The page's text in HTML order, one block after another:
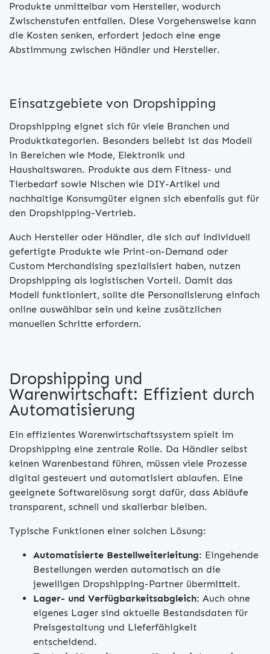
Produkte unmittelbar vom Hersteller, wodurch
Zwischenstufen entfallen. Diese Vorgehensweise kann
die Kosten senken, erfordert jedoch eine enge
Abstimmung zwischen Händler und Hersteller.
Einsatzgebiete von Dropshipping
Dropshipping eignet sich für viele Branchen und
Produktkategorien. Besonders beliebt ist das Modell
in Bereichen wie Mode, Elektronik und
Haushaltswaren. Produkte aus dem Fitness- und
Tierbedarf sowie Nischen wie DIY-Artikel und
nachhaltige Konsumgüter eignen sich ebenfalls gut für
den Dropshipping-Vertrieb.
Auch Hersteller oder Händler, die sich auf individuell
gefertigte Produkte wie Print-on-Demand oder
Custom Merchandising spezialisiert haben, nutzen
Dropshipping als logistischen Vorteil. Damit das
Modell funktioniert, sollte die Personalisierung einfach
online auswählbar sein und keine zusätzlichen
manuellen Schritte erfordern.
Dropshipping und
Warenwirtschaft: Effizient durch
Automatisierung
Ein effizientes Warenwirtschaftssystem spielt im
Dropshipping eine zentrale Rolle. Da Händler selbst
keinen Warenbestand führen, müssen viele Prozesse
digital gesteuert und automatisiert ablaufen. Eine
geeignete Softwarelösung sorgt dafür, dass Abläufe
transparent, schnell und skalierbar bleiben.
Typische Funktionen einer solchen Lösung:
Automatisierte Bestellweiterleitung: Eingehende
Bestellungen werden automatisch an die
jeweiligen Dropshipping-Partner übermittelt.
Lager- und Verfügbarkeitsabgleich: Auch ohne
eigenes Lager sind aktuelle Bestandsdaten für
Preisgestaltung und Lieferfähigkeit
entscheidend.